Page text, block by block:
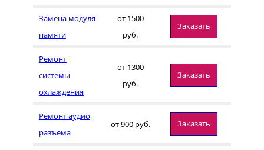
Замена модуля
памяти
от 1500
руб.
Заказать
Ремонт
системы
охлаждения
от 1300
руб.
Заказать
Ремонт аудио
разъема
от 900 руб. Заказать